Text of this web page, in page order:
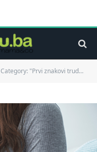
Category: "Prvi znakovi trudnoće"